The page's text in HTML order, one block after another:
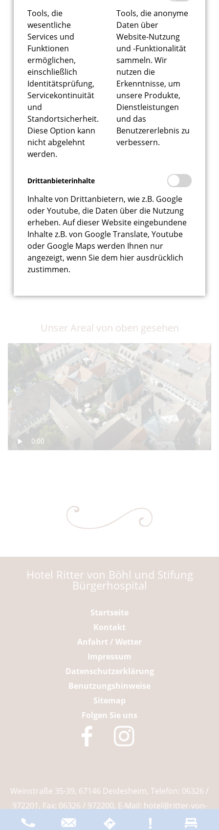
Unser Areal von oben gesehen
Hotel Ritter von Böhl und Stifung
Bürgerhospital
Navigation
überspringen
Startseite
Kontakt
Anfahrt / Wetter
Impressum
Datenschutzerklärung
Benutzungshinweise
Sitemap
Folgen Sie uns
Weinstraße 35-39, 67146 Deidesheim, Telefon: 06326 /
972201, Fax: 06326 / 972200, E-Mail: hotel@ritter-von-
boehl.de
Tools, die
wesentliche
Services und
Funktionen
ermöglichen,
einschließlich
Identitätsprüfung,
Servicekontinuität
und
Standortsicherheit.
Diese Option kann
nicht abgelehnt
werden.
Tools, die anonyme
Daten über
Website-Nutzung
und -Funktionalität
sammeln. Wir
nutzen die
Erkenntnisse, um
unsere Produkte,
Dienstleistungen
und das
Benutzererlebnis zu
verbessern.
Drittanbieterinhalte
Inhalte von Drittanbietern, wie z.B. Google
oder Youtube, die Daten über die Nutzung
erheben. Auf dieser Website eingebundene
Inhalte z.B. von Google Translate, Youtube
oder Google Maps werden Ihnen nur
angezeigt, wenn Sie dem hier ausdrücklich
zustimmen.